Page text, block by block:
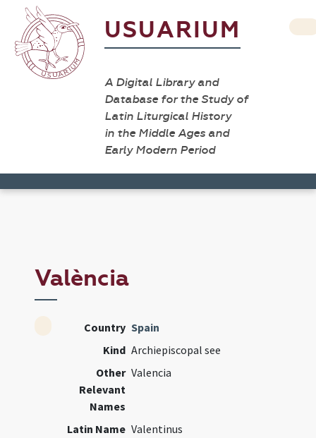
USUARIUM
A Digital Library and
Database for the Study of
Latin Liturgical History
in the Middle Ages and
Early Modern Period
València
Country Spain
Kind Archiepiscopal see
Other
Relevant
Names
Valencia
Latin Name Valentinus